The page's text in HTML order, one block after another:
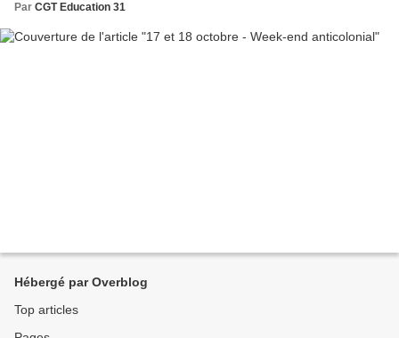
Par CGT Education 31
Hébergé par Overblog
Top articles